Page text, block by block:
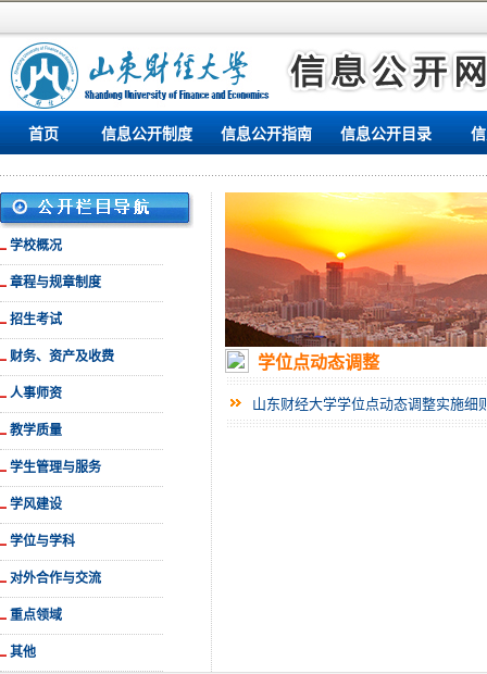
首页 信息公开制度 信息公开指南 信息公开目录
学校概况
章程与规章制度
招生考试
财务、资产及收费
人事师资
教学质量
学生管理与服务
学风建设
学位与学科
对外合作与交流
重点领域
其他
学位点动态调整
山东财经大学学位点动态调整实施细